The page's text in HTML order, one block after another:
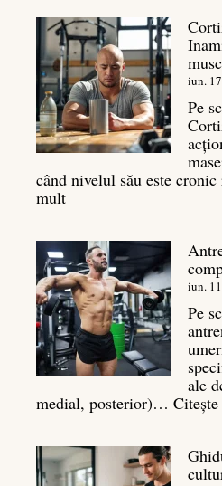
Top
7
mișcări
pentru
un
spate
masiv
iun.
Pe
când nivelul său este
mult:
culturism:
Inamicul
tăcut
al
masei
musculare
iun.
Pe
ale
medial, posterior)…